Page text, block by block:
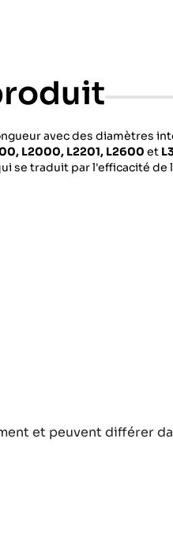
avec des diamètres
L2000, L2201, L2600 et
se traduit par l'efficacité de
et peuvent différer